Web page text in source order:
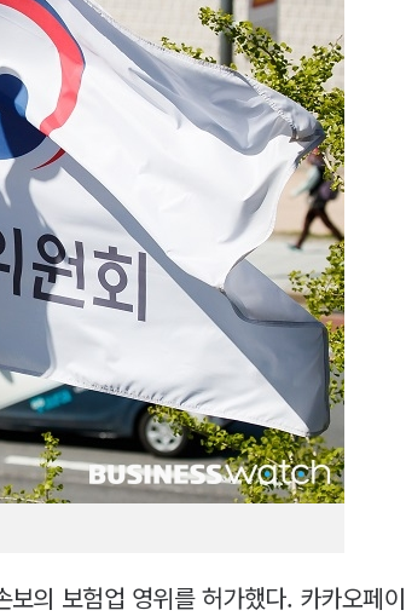
의 보험업 영위를 허가했다. 카카오페이